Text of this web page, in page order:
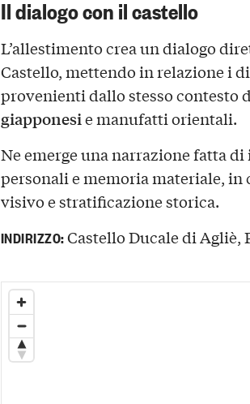
Il dialogo con il castello
L’allestimento crea un dialogo
Castello, mettendo in relazione i
provenienti dallo stesso contesto
giapponesie manufatti orientali.
Ne emerge una narrazione fatta di
personali e memoria materiale,
visivo e stratificazione storica.
INDIRIZZO:Castello Ducale di Agliè,